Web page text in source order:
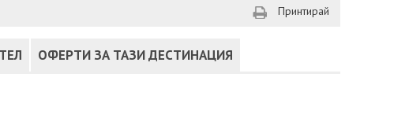
Принтирай
ОФЕРТИ ЗА ТАЗИ ДЕСТИНАЦИЯ